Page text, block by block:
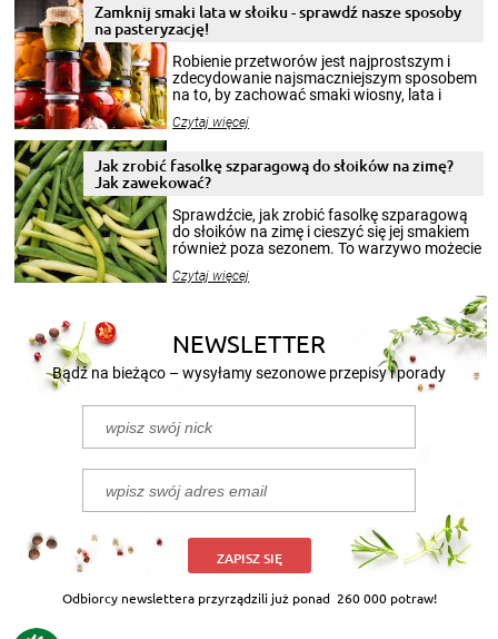
Zamknij smaki lata w słoiku - sprawdź nasze sposoby
na pasteryzację!
Robienie przetworów jest najprostszym i
zdecydowanie najsmaczniejszym sposobem
na to, by zachować smaki wiosny, lata i
krajobrazów, by cieszyć nimi oko w sezonie
pełni poczuć atmosferę cieplejszych
miesięcy. Przygotowanie słoików ze
patenty, które pozwolą zachować świeżość
przetworów.
Czytaj więcej
Jak zrobić fasolkę szparagową do słoików na zimę?
Jak zawekować?
Sprawdźcie, jak zrobić fasolkę szparagową
do słoików na zimę i cieszyć się jej smakiem
również poza sezonem. To warzywo możecie
nasze propozycje!
Czytaj więcej
NEWSLETTER
Bądź na bieżąco – wysyłamy sezonowe przepisy i porady
ZAPISZ SIĘ
Odbiorcy newslettera przyrządzili już ponad 260 000 potraw!